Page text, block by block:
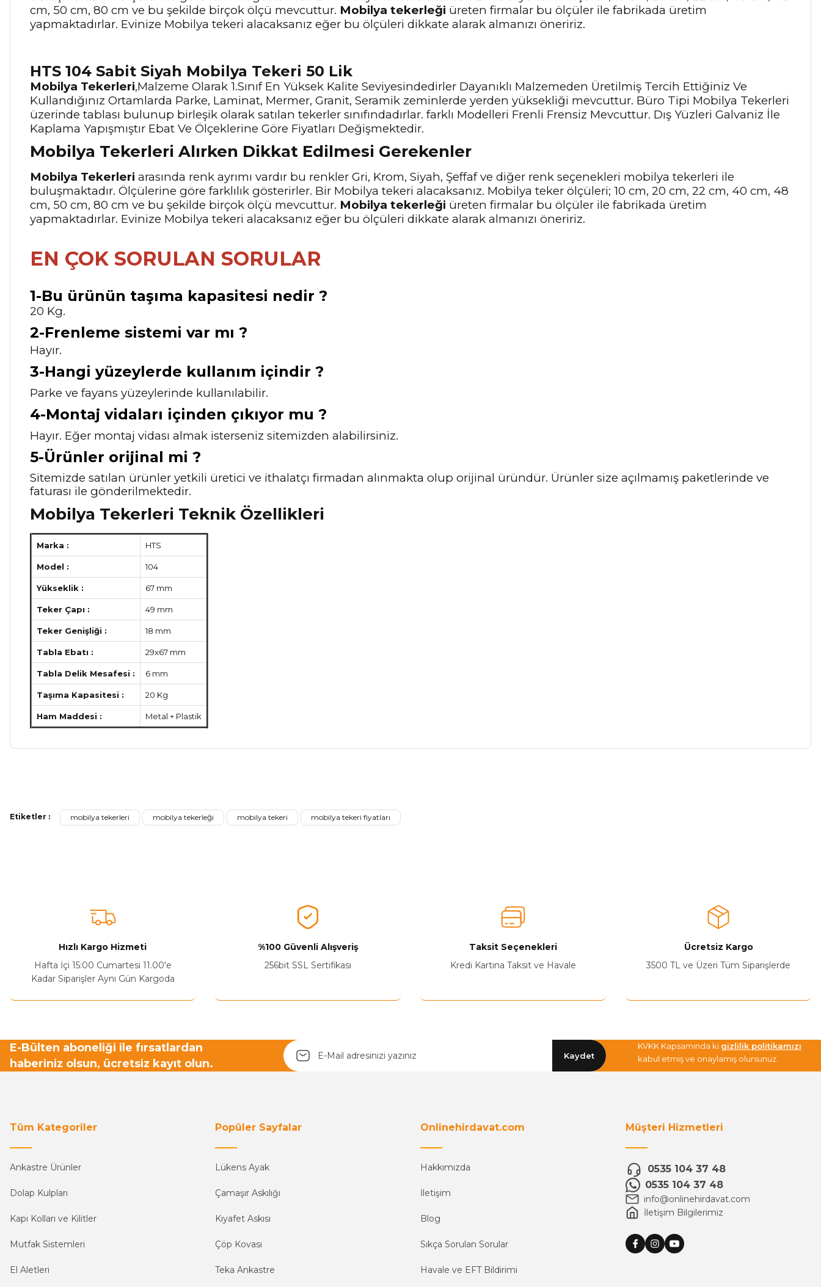
cm, 50 cm, 80 cm ve bu şekilde birçok ölçü mevcuttur. Mobilya tekerleği üreten firmalar bu ölçüler ile fabrikada üretim
yapmaktadırlar. Evinize Mobilya tekeri alacaksanız eğer bu ölçüleri dikkate alarak almanızı öneririz.
HTS 104 Sabit Siyah Mobilya Tekeri 50 Lik
Mobilya Tekerleri,Malzeme Olarak 1.Sınıf En Yüksek Kalite Seviyesindedirler Dayanıklı Malzemeden Üretilmiş Tercih Ettiğiniz Ve
Kullandığınız Ortamlarda Parke, Laminat, Mermer, Granit, Seramik zeminlerde yerden yüksekliği mevcuttur. Büro Tipi Mobilya Tekerleri
üzerinde tablası bulunup birleşik olarak satılan tekerler sınıfındadırlar. farklı Modelleri Frenli Frensiz Mevcuttur. Dış Yüzleri Galvaniz İle
Kaplama Yapışmıştır Ebat Ve Ölçeklerine Göre Fiyatları Değişmektedir.
Mobilya Tekerleri Alırken Dikkat Edilmesi Gerekenler
Mobilya Tekerleri arasında renk ayrımı vardır bu renkler Gri, Krom, Siyah, Şeffaf ve diğer renk seçenekleri mobilya tekerleri ile
buluşmaktadır. Ölçülerine göre farklılık gösterirler. Bir Mobilya tekeri alacaksanız. Mobilya teker ölçüleri; 10 cm, 20 cm, 22 cm, 40 cm, 48
cm, 50 cm, 80 cm ve bu şekilde birçok ölçü mevcuttur. Mobilya tekerleği üreten firmalar bu ölçüler ile fabrikada üretim
yapmaktadırlar. Evinize Mobilya tekeri alacaksanız eğer bu ölçüleri dikkate alarak almanızı öneririz.
EN ÇOK SORULAN SORULAR
1-Bu ürünün taşıma kapasitesi nedir ?
20 Kg.
2-Frenleme sistemi var mı ?
Hayır.
3-Hangi yüzeylerde kullanım içindir ?
Parke ve fayans yüzeylerinde kullanılabilir.
4-Montaj vidaları içinden çıkıyor mu ?
Hayır. Eğer montaj vidası almak isterseniz sitemizden alabilirsiniz.
5-Ürünler orijinal mi ?
Sitemizde satılan ürünler yetkili üretici ve ithalatçı firmadan alınmakta olup orijinal üründür. Ürünler size açılmamış paketlerinde ve
faturası ile gönderilmektedir.
Mobilya Tekerleri Teknik Özellikleri
Marka : HTS
Model : 104
Yükseklik : 67 mm
Teker Çapı : 49 mm
Teker Genişliği : 18 mm
Tabla Ebatı : 29x67 mm
Tabla Delik Mesafesi : 6 mm
Taşıma Kapasitesi : 20 Kg
Ham Maddesi : Metal + Plastik
Ürün resmi kalitesiz, bozuk veya görüntülenemiyor.
Etiketler : mobilya tekerleri mobilya tekerleği mobilya tekeri mobilya tekeri fiyatları
Hızlı Kargo Hizmeti
Hafta İçi 15:00 Cumartesi 11.00'e
Kadar Siparişler Aynı Gün Kargoda
%100 Güvenli Alışveriş
256bit SSL Sertifikası
Taksit Seçenekleri
Kredi Kartına Taksit ve Havale
Ücretsiz Kargo
3500 TL ve Üzeri Tüm Siparişlerde
E-Bülten aboneliği ile fırsatlardan
haberiniz olsun, ücretsiz kayıt olun.
Kaydet
KVKK Kapsamında ki gizlilik politikamızı
kabul etmiş ve onaylamış olursunuz.
Tüm Kategoriler
Ankastre Ürünler
Dolap Kulpları
Kapı Kolları ve Kilitler
Mutfak Sistemleri
El Aletleri
Popüler Sayfalar
Lükens Ayak
Çamaşır Askılığı
Kıyafet Askısı
Çöp Kovası
Teka Ankastre
Onlinehirdavat.com
Hakkımızda
İletişim
Blog
Sıkça Sorulan Sorular
Havale ve EFT Bildirimi
Müşteri Hizmetleri
0535 104 37 48
0535 104 37 48
info@onlinehirdavat.com
İletişim Bilgilerimiz